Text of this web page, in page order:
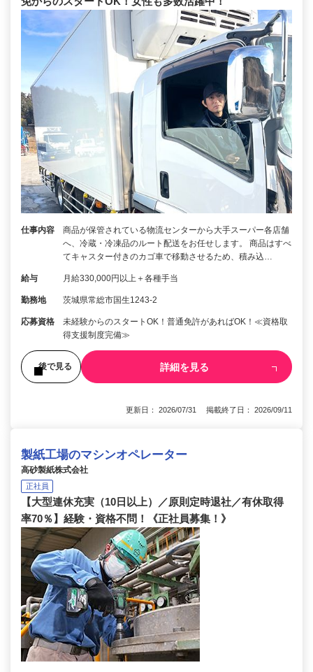
仕事内容
商品が保管されている物流センターから大手スーパー各店舗
へ、冷蔵・冷凍品のルート配送をお任せします。 商品はすべ
てキャスター付きのカゴ車で移動させるため、積み込…
給与 月給330,000円以上＋各種手当
勤務地 茨城県常総市国生1243-2
応募資格
未経験からのスタートOK！普通免許があればOK！≪資格取
得支援制度完備≫
後で見る 詳細を見る
更新日： 2026/07/31 掲載終了日： 2026/09/11
製紙工場のマシンオペレーター
高砂製紙株式会社
正社員
【大型連休充実（10日以上）／原則定時退社／有休取得
率70％】経験・資格不問！《正社員募集！》